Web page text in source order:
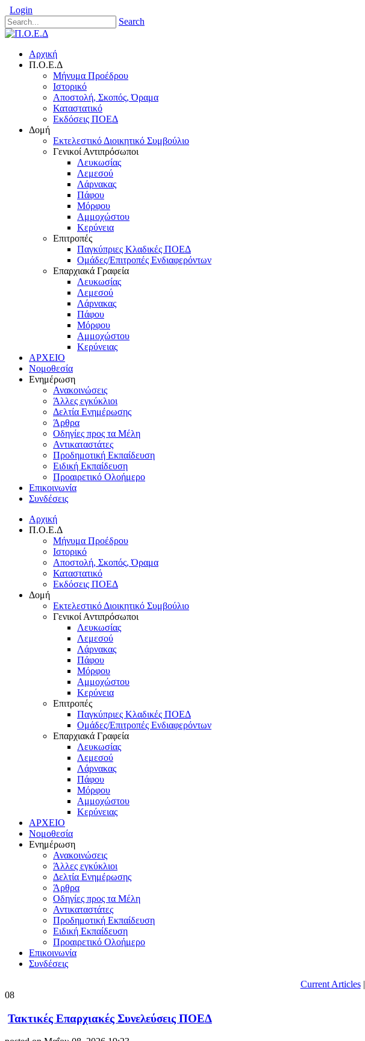
Login
Search
Αρχική
Π.Ο.Ε.Δ
Μήνυμα Προέδρου
Ιστορικό
Αποστολή, Σκοπός, Όραμα
Καταστατικό
Εκδόσεις ΠΟΕΔ
Δομή
Εκτελεστικό Διοικητικό Συμβούλιο
Γενικοί Αντιπρόσωποι
Λευκωσίας
Λεμεσού
Λάρνακας
Πάφου
Μόρφου
Αμμοχώστου
Κερύνεια
Επιτροπές
Παγκύπριες Κλαδικές ΠΟΕΔ
Ομάδες/Επιτροπές Ενδιαφερόντων
Επαρχιακά Γραφεία
Λευκωσίας
Λεμεσού
Λάρνακας
Πάφου
Μόρφου
Αμμοχώστου
Κερύνειας
ΑΡΧΕΙΟ
Νομοθεσία
Ενημέρωση
Ανακοινώσεις
Άλλες εγκύκλιοι
Δελτία Ενημέρωσης
Άρθρα
Οδηγίες προς τα Μέλη
Αντικαταστάτες
Προδημοτική Εκπαίδευση
Ειδική Εκπαίδευση
Προαιρετικό Ολοήμερο
Επικοινωνία
Συνδέσεις
Αρχική
Π.Ο.Ε.Δ
Μήνυμα Προέδρου
Ιστορικό
Αποστολή, Σκοπός, Όραμα
Καταστατικό
Εκδόσεις ΠΟΕΔ
Δομή
Εκτελεστικό Διοικητικό Συμβούλιο
Γενικοί Αντιπρόσωποι
Λευκωσίας
Λεμεσού
Λάρνακας
Πάφου
Μόρφου
Αμμοχώστου
Κερύνεια
Επιτροπές
Παγκύπριες Κλαδικές ΠΟΕΔ
Ομάδες/Επιτροπές Ενδιαφερόντων
Επαρχιακά Γραφεία
Λευκωσίας
Λεμεσού
Λάρνακας
Πάφου
Μόρφου
Αμμοχώστου
Κερύνειας
ΑΡΧΕΙΟ
Νομοθεσία
Ενημέρωση
Ανακοινώσεις
Άλλες εγκύκλιοι
Δελτία Ενημέρωσης
Άρθρα
Οδηγίες προς τα Μέλη
Αντικαταστάτες
Προδημοτική Εκπαίδευση
Ειδική Εκπαίδευση
Προαιρετικό Ολοήμερο
Επικοινωνία
Συνδέσεις
Current Articles|
08
Τακτικές Επαρχιακές Συνελεύσεις ΠΟΕΔ